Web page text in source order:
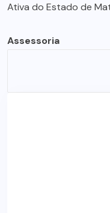
Ativa do Estado de
Assessoria